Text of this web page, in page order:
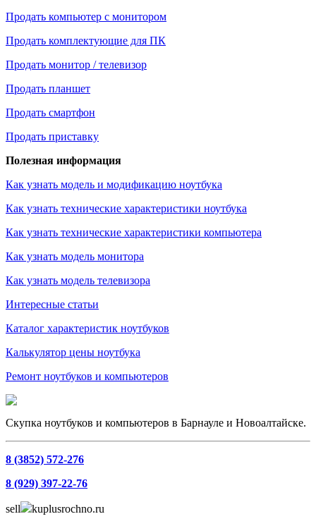
Продать компьютер с монитором
Продать комплектующие для ПК
Продать монитор / телевизор
Продать планшет
Продать смартфон
Продать приставку
Полезная информация
Как узнать модель и модификацию ноутбука
Как узнать технические характеристики ноутбука
Как узнать технические характеристики компьютера
Как узнать модель монитора
Как узнать модель телевизора
Интересные статьи
Каталог характеристик ноутбуков
Калькулятор цены ноутбука
Ремонт ноутбуков и компьютеров
Скупка ноутбуков и компьютеров в Барнауле и Новоалтайске.
8 (3852) 572-276
8 (929) 397-22-76
sell kuplusrochno.ru